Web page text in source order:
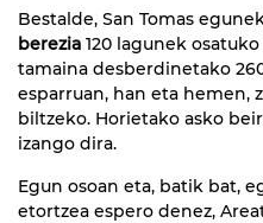
Bestalde, San Tomas
berezia 120 lagunek
tamaina desberdinetako
esparruan, han eta hemen,
biltzeko. Horietako asko
izango dira.
Egun osoan eta, batik bat,
etortzea espero denez,